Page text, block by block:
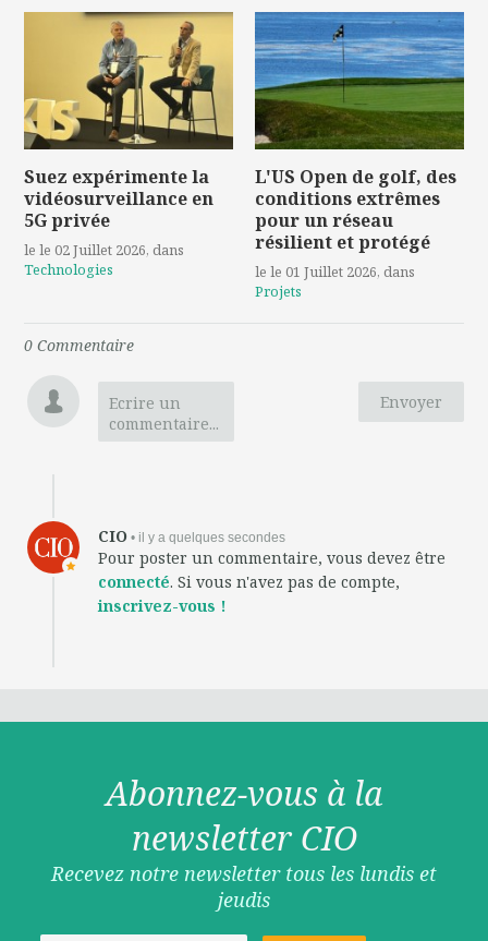
Suez expérimente la
vidéosurveillance en
5G privée
le le 02 Juillet 2026, dans
Technologies
L'US Open de golf, des
conditions extrêmes
pour un réseau
résilient et protégé
le le 01 Juillet 2026, dans
Projets
0 Commentaire
Envoyer
Ecrire un
commentaire...
CIO • il y a quelques secondes
Pour poster un commentaire, vous devez être
connecté. Si vous n'avez pas de compte,
inscrivez-vous !
Abonnez-vous à la
newsletter CIO
Recevez notre newsletter tous les lundis et
jeudis